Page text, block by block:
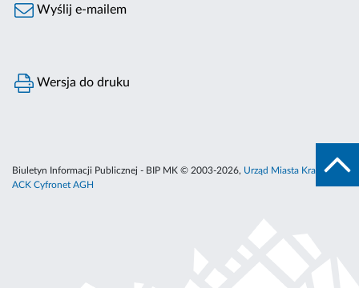
Wyślij e-mailem
Wersja do druku
Biuletyn Informacji Publicznej - BIP MK © 2003-2026, Urząd Miasta Krakowa
ACK Cyfronet AGH